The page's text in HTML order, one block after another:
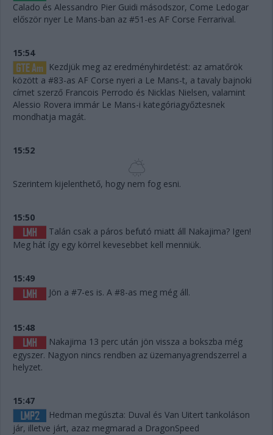
Calado és Alessandro Pier Guidi másodszor, Come Ledogar
először nyer Le Mans-ban az #51-es AF Corse Ferrarival.
15:54
Kezdjük meg az eredményhirdetést: az amatőrök
között a #83-as AF Corse nyeri a Le Mans-t, a tavaly bajnoki
címet szerző Francois Perrodo és Nicklas Nielsen, valamint
Alessio Rovera immár Le Mans-i kategóriagyőztesnek
mondhatja magát.
15:52
Szerintem kijelenthető, hogy nem fog esni.
15:50
Talán csak a páros befutó miatt áll Nakajima? Igen!
Meg hát így egy körrel kevesebbet kell menniük.
15:49
Jön a #7-es is. A #8-as meg még áll.
15:48
Nakajima 13 perc után jön vissza a bokszba még
egyszer. Nagyon nincs rendben az üzemanyagrendszerrel a
helyzet.
15:47
Hedman megúszta: Duval és Van Uitert tankoláson
jár, illetve járt, azaz megmarad a DragonSpeed